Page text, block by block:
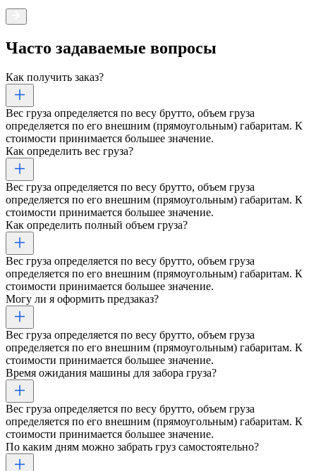
Часто задаваемые вопросы
Как получить заказ?
Вес груза определяется по весу брутто, объем груза
определяется по его внешним (прямоугольным) габаритам. К
стоимости принимается большее значение.
Как определить вес груза?
Вес груза определяется по весу брутто, объем груза
определяется по его внешним (прямоугольным) габаритам. К
стоимости принимается большее значение.
Как определить полный объем груза?
Вес груза определяется по весу брутто, объем груза
определяется по его внешним (прямоугольным) габаритам. К
стоимости принимается большее значение.
Могу ли я оформить предзаказ?
Вес груза определяется по весу брутто, объем груза
определяется по его внешним (прямоугольным) габаритам. К
стоимости принимается большее значение.
Время ожидания машины для забора груза?
Вес груза определяется по весу брутто, объем груза
определяется по его внешним (прямоугольным) габаритам. К
стоимости принимается большее значение.
По каким дням можно забрать груз самостоятельно?